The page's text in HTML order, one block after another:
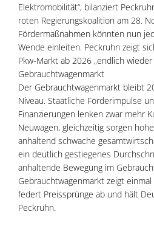
Elektromobilität“, bilanziert
roten Regierungskoalition am 28.
Fördermaßnahmen könnten nun
Wende einleiten. Peckruhn zeigt
Pkw-Markt ab 2026 „endlich
Gebrauchtwagenmarkt
Der Gebrauchtwagenmarkt bleibt
Niveau. Staatliche Förderimpulse
Finanzierungen lenken zwar mehr
Neuwagen, gleichzeitig sorgen
anhaltend schwache
ein deutlich gestiegenes
anhaltende Bewegung im
Gebrauchtwagenmarkt zeigt
federt Preissprünge ab und hält
Peckruhn.